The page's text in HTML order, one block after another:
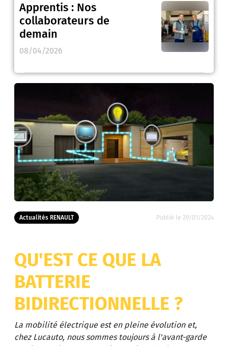
Actualités RENAULT Publié le 29/01/2024
QU'EST CE QUE LA
BATTERIE
BIDIRECTIONNELLE ?
Apprentis : Nos
collaborateurs de
demain
08/04/2026
La mobilité électrique est en pleine évolution et,
chez Lucauto, nous sommes toujours à l'avant-garde